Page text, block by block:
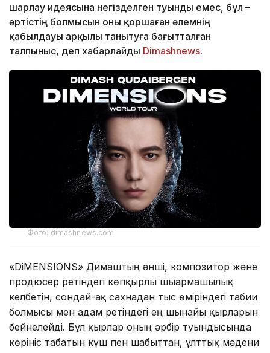
шарлау идеясына негізделген туынды емес, бұл –
әртістің болмысын оны қоршаған әлемнің
қабылдауы арқылы танытуға бағытталған
талпыныс, деп хабарлайды Dimashnews.
Фото: dimashnews.com
«DiMENSIONS» Димаштың әнші, композитор және
продюсер ретіндегі көпқырлы шығармашылық
келбетін, сондай-ақ сахнадан тыс өміріндегі табиғи
болмысы мен адам ретіндегі ең шынайы қырларын
бейнелейді. Бұл қырлар оның әрбір туындысында
көрініс табатын күш пен шабыттан, ұлттық мәдени